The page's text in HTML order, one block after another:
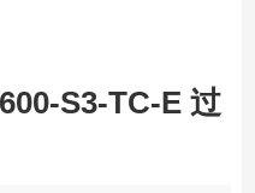
S3-TC-E 过